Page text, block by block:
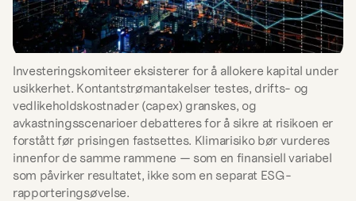
Investeringskomiteer eksisterer for å allokere kapital under
usikkerhet. Kontantstrømantakelser testes, drifts- og
vedlikeholdskostnader (capex) granskes, og
avkastningsscenarioer debatteres for å sikre at risikoen er
forstått før prisingen fastsettes. Klimarisiko bør vurderes
innenfor de samme rammene — som en finansiell variabel
som påvirker resultatet, ikke som en separat ESG-
rapporteringsøvelse.